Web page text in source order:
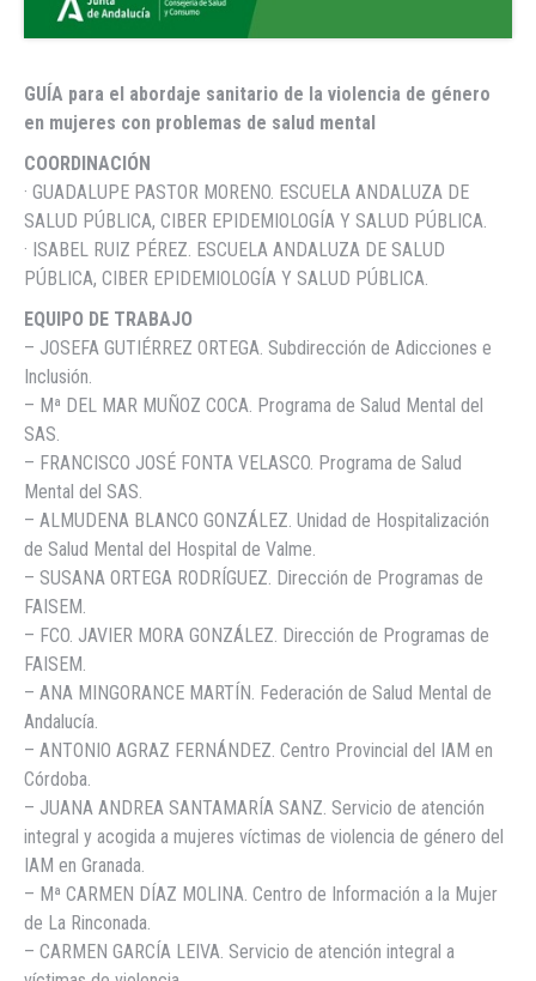
GUÍA para el abordaje sanitario de la violencia de género
en mujeres con problemas de salud mental
COORDINACIÓN
· GUADALUPE PASTOR MORENO. ESCUELA ANDALUZA DE
SALUD PÚBLICA, CIBER EPIDEMIOLOGÍA Y SALUD PÚBLICA.
· ISABEL RUIZ PÉREZ. ESCUELA ANDALUZA DE SALUD
PÚBLICA, CIBER EPIDEMIOLOGÍA Y SALUD PÚBLICA.
EQUIPO DE TRABAJO
– JOSEFA GUTIÉRREZ ORTEGA. Subdirección de Adicciones e
Inclusión.
– Mª DEL MAR MUÑOZ COCA. Programa de Salud Mental del
SAS.
– FRANCISCO JOSÉ FONTA VELASCO. Programa de Salud
Mental del SAS.
– ALMUDENA BLANCO GONZÁLEZ. Unidad de Hospitalización
de Salud Mental del Hospital de Valme.
– SUSANA ORTEGA RODRÍGUEZ. Dirección de Programas de
FAISEM.
– FCO. JAVIER MORA GONZÁLEZ. Dirección de Programas de
FAISEM.
– ANA MINGORANCE MARTÍN. Federación de Salud Mental de
Andalucía.
– ANTONIO AGRAZ FERNÁNDEZ. Centro Provincial del IAM en
Córdoba.
– JUANA ANDREA SANTAMARÍA SANZ. Servicio de atención
integral y acogida a mujeres víctimas de violencia de género del
IAM en Granada.
– Mª CARMEN DÍAZ MOLINA. Centro de Información a la Mujer
de La Rinconada.
– CARMEN GARCÍA LEIVA. Servicio de atención integral a